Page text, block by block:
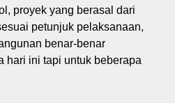
proyek yang berasal dari
petunjuk pelaksanaan,
benar-benar
hari ini tapi untuk beberapa